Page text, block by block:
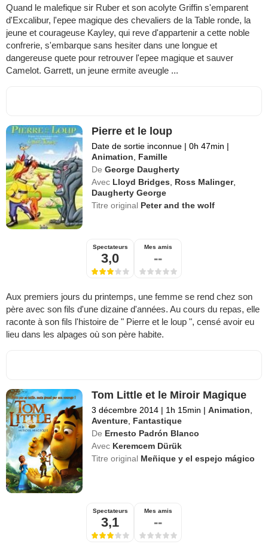
Quand le malefique sir Ruber et son acolyte Griffin s'emparent
d'Excalibur, l'epee magique des chevaliers de la Table ronde, la
jeune et courageuse Kayley, qui reve d'appartenir a cette noble
confrerie, s'embarque sans hesiter dans une longue et
dangereuse quete pour retrouver l'epee magique et sauver
Camelot. Garrett, un jeune ermite aveugle ...
Pierre et le loup
Date de sortie inconnue | 0h 47min |
Animation
Famille
De George Daugherty
Avec Lloyd Bridges Ross Malinger,
Daugherty George
Titre original Peter and the wolf
Spectateurs
3,0
Mes amis
--
Aux premiers jours du printemps, une femme se rend chez son
père avec son fils d'une dizaine d'années. Au cours du repas, elle
raconte à son fils l'histoire de " Pierre et le loup ", censé avoir eu
lieu dans les alpages où son père habite.
Tom Little et le Miroir Magique
3 décembre 2014 | 1h 15min | Animation
Aventure Fantastique
De Ernesto Padrón Blanco
Avec Keremcem Dürük
Titre original Meñique y el espejo mágico
Spectateurs
3,1
Mes amis
--